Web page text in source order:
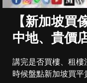
【新加坡買
中地、貴價
講完是否買樓、租
時候盤點新加坡買